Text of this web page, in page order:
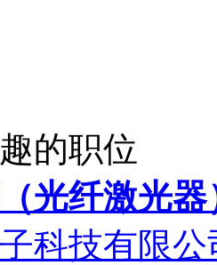
的职位
光纤激光器
科技有限公